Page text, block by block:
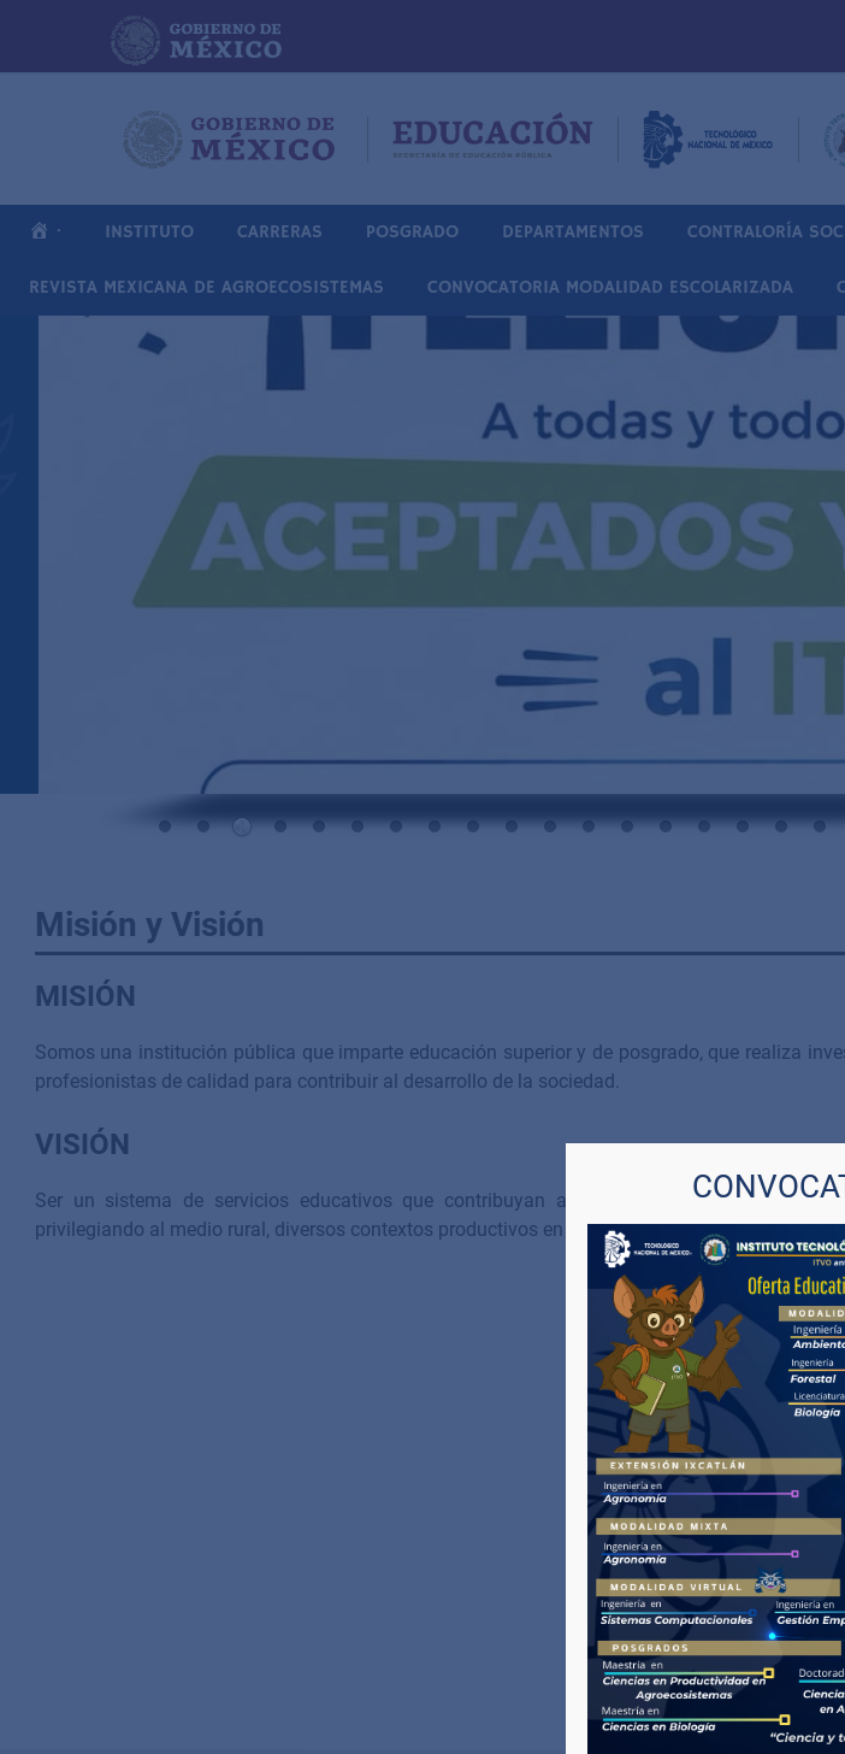
content
· INSTITUTO CARRERAS POSGRADO DEPARTAMENTOS CONTRALORÍA
REVISTA MEXICANA DE AGROECOSISTEMAS CONVOCATORIA MODALIDAD ESCOLARIZADA
Misión y Visión
MISIÓN
Somos una institución pública que imparte educación superior y de posgrado, que realiza
profesionistas de calidad para contribuir al desarrollo de la sociedad.
VISIÓN
Ser un sistema de servicios educativos que contribuyan al desarrollo regional y al
privilegiando al medio rural, diversos contextos productivos en un ambiente de armonía,